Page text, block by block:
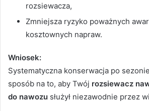
rozsiewacza,
Zmniejsza ryzyko poważnych
kosztownych napraw.
Wniosek:
Systematyczna konserwacja po
sposób na to, aby Twój rozsiewacz
do nawozu służył niezawodnie przez